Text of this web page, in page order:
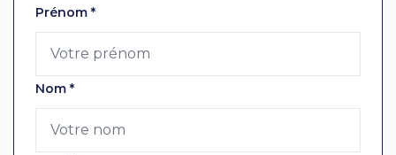
Laissez ce champ vide
Prénom *
Nom *